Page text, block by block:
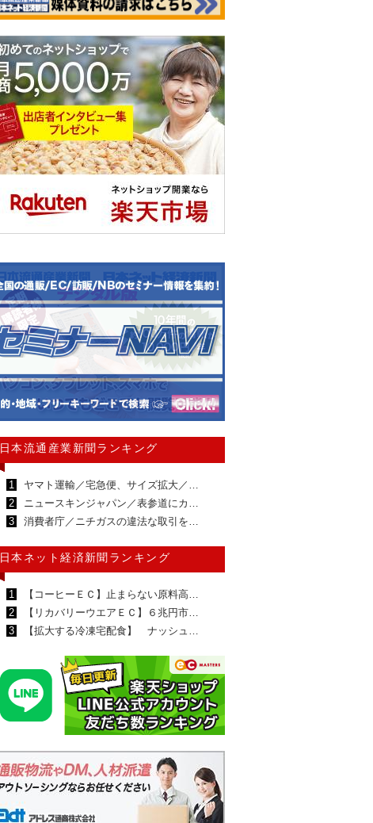
日本流通産業新聞ランキング
1
ヤマト運輸／宅急便、サイズ拡大／…
2
ニュースキンジャパン／表参道にカ…
3
消費者庁／ニチガスの違法な取引を…
日本ネット経済新聞ランキング
1
【コーヒーＥＣ】止まらない原料高…
2
【リカバリーウエアＥＣ】６兆円市…
3
【拡大する冷凍宅配食】 ナッシュ…